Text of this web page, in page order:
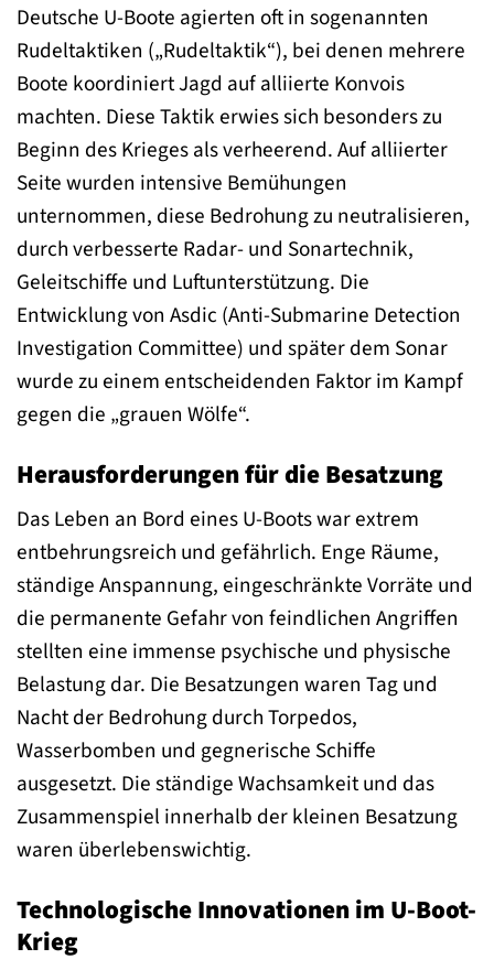
Deutsche U-Boote agierten oft in sogenannten
Rudeltaktiken („Rudeltaktik“), bei denen mehrere
Boote koordiniert Jagd auf alliierte Konvois
machten. Diese Taktik erwies sich besonders zu
Beginn des Krieges als verheerend. Auf alliierter
Seite wurden intensive Bemühungen
unternommen, diese Bedrohung zu neutralisieren,
durch verbesserte Radar- und Sonartechnik,
Geleitschiffe und Luftunterstützung. Die
Entwicklung von Asdic (Anti-Submarine Detection
Investigation Committee) und später dem Sonar
wurde zu einem entscheidenden Faktor im Kampf
gegen die „grauen Wölfe“.
Herausforderungen für die Besatzung
Das Leben an Bord eines U-Boots war extrem
entbehrungsreich und gefährlich. Enge Räume,
ständige Anspannung, eingeschränkte Vorräte und
die permanente Gefahr von feindlichen Angriffen
stellten eine immense psychische und physische
Belastung dar. Die Besatzungen waren Tag und
Nacht der Bedrohung durch Torpedos,
Wasserbomben und gegnerische Schiffe
ausgesetzt. Die ständige Wachsamkeit und das
Zusammenspiel innerhalb der kleinen Besatzung
waren überlebenswichtig.
Technologische Innovationen im U-Boot-
Krieg